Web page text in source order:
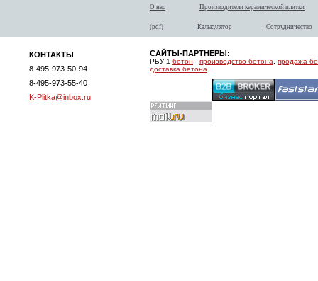
О нас Производители керамической плитки
(pdf) Калькулятор Сотрудничество
КОНТАКТЫ
8-495-973-50-94
8-495-973-55-40
K-Plitka@inbox.ru
САЙТЫ-ПАРТНЕРЫ:
РБУ-1 бетон - производство бетона
продажа
доставка бетона